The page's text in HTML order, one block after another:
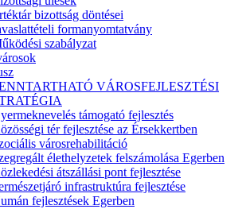
bizottság döntései
formanyomtatvány
szabályzat
VÁROSFEJLESZTÉSI
támogató fejlesztés
tér fejlesztése az Érsekkertben
városrehabilitáció
élethelyzetek felszámolása Egerben
átszállási pont fejlesztése
infrastruktúra fejlesztése
fejlesztések Egerben